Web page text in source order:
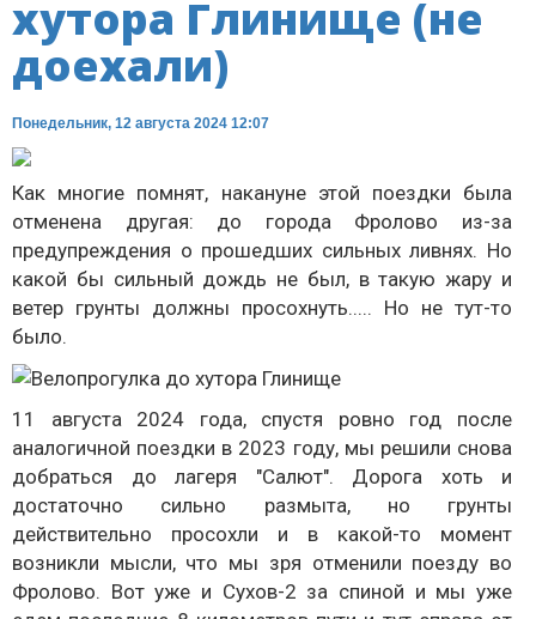
хутора Глинище (не
доехали)
Понедельник, 12 августа 2024 12:07
Как многие помнят, накануне этой поездки была
отменена другая: до города Фролово из-за
предупреждения о прошедших сильных ливнях. Но
какой бы сильный дождь не был, в такую жару и
ветер грунты должны просохнуть..... Но не тут-то
было.
11 августа 2024 года, спустя ровно год после
аналогичной поездки в 2023 году, мы решили снова
добраться до лагеря "Салют". Дорога хоть и
достаточно сильно размыта, но грунты
действительно просохли и в какой-то момент
возникли мысли, что мы зря отменили поезду во
Фролово. Вот уже и Сухов-2 за спиной и мы уже